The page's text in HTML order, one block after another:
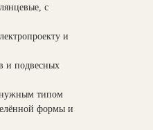
с
и
и подвесных
типом
формы и